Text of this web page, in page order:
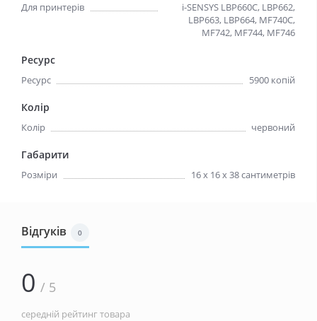
Для принтерів
i-SENSYS LBP660C, LBP662,
LBP663, LBP664, MF740C,
MF742, MF744, MF746
Ресурс
Ресурс 5900 копій
Колір
Колір червоний
Габарити
Розміри 16 х 16 х 38 сантиметрів
Відгуків 0
0 / 5
середній рейтинг товара